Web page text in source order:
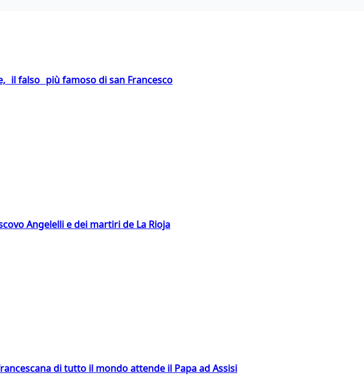
il falso più famoso di san Francesco
Angelelli e dei martiri de La Rioja
di tutto il mondo attende il Papa ad Assisi